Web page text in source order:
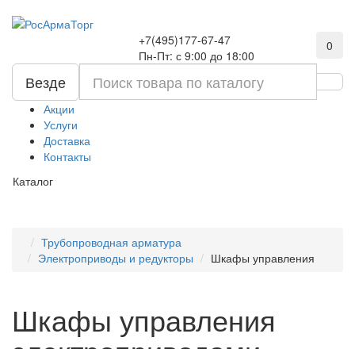
+7(495)177-67-47
Пн-Пт: с 9:00 до 18:00
0
Везде
Акции
Услуги
Доставка
Контакты
Каталог
Трубопроводная арматура
Электроприводы и редукторы
Шкафы управления
Шкафы управления